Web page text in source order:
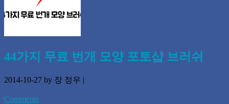
44가지 무료 번개 모양 포토샵 브러쉬
2014-10-27 by 장 정우 |
Comments